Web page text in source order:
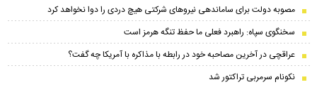
مصوبه دولت برای ساماندهی نیروهای شرکتی هیچ دردی را دوا نخواهد کرد
سخنگوی سپاه: راهبرد فعلی ما حفظ تنگه هرمز است
عراقچی در آخرین مصاحبه خود در رابطه با مذاکره با آمریکا چه گفت؟
نکونام سرمربی تراکتور شد